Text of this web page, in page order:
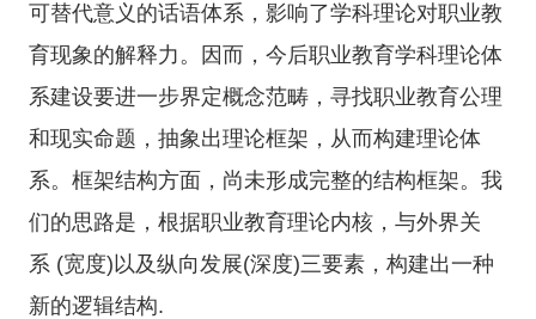
可替代意义的话语体系，影响了学科理论对职业教
育现象的解释力。因而，今后职业教育学科理论体
系建设要进一步界定概念范畴，寻找职业教育公理
和现实命题，抽象出理论框架，从而构建理论体
系。框架结构方面，尚未形成完整的结构框架。我
们的思路是，根据职业教育理论内核，与外界关
系 (宽度)以及纵向发展(深度)三要素，构建出一种
新的逻辑结构.